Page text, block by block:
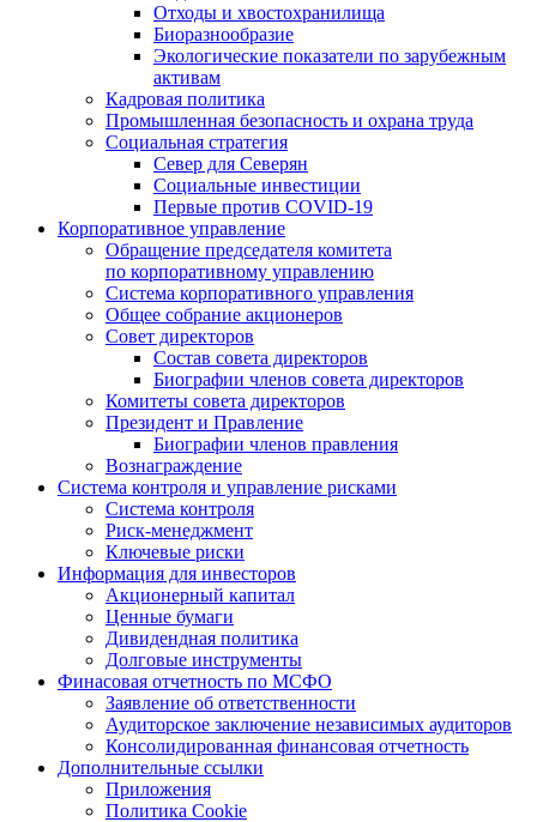
Отходы и хвостохранилища
Биоразнообразие
Экологические показатели по зарубежным
активам
Кадровая политика
Промышленная безопасность и охрана труда
Социальная стратегия
Север для Северян
Социальные инвестиции
Первые против COVID‑19
Корпоративное управление
Обращение председателя комитета
по корпоративному управлению
Система корпоративного управления
Общее собрание акционеров
Совет директоров
Состав совета директоров
Биографии членов совета директоров
Комитеты совета директоров
Президент и Правление
Биографии членов правления
Вознаграждение
Система контроля и управление рисками
Система контроля
Риск-менеджмент
Ключевые риски
Информация для инвесторов
Акционерный капитал
Ценные бумаги
Дивидендная политика
Долговые инструменты
Финасовая отчетность по МСФО
Заявление об ответственности
Аудиторское заключение независимых аудиторов
Консолидированная финансовая отчетность
Дополнительные ссылки
Приложения
Политика Cookie